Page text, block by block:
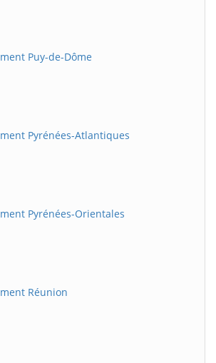
Puy-de-Dôme
Pyrénées-Atlantiques
Pyrénées-Orientales
Réunion